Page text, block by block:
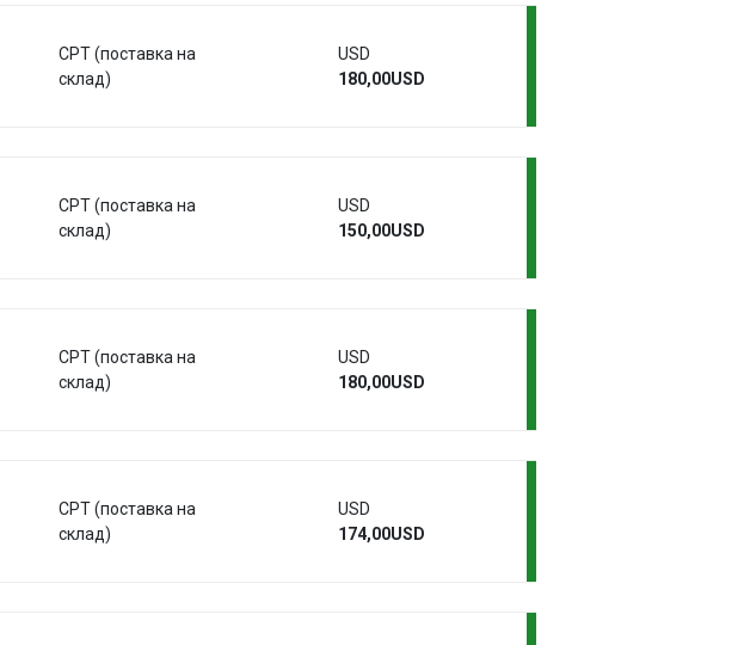
CPT (поставка на
склад)
USD
180,00USD
CPT (поставка на
склад)
USD
150,00USD
CPT (поставка на
склад)
USD
180,00USD
CPT (поставка на
склад)
USD
174,00USD